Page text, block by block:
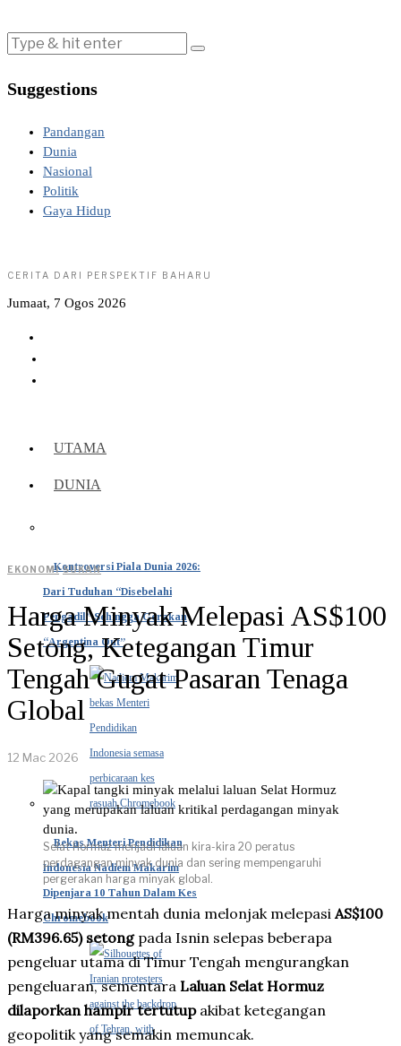
Suggestions
Pandangan
Dunia
Nasional
Politik
Gaya Hidup
CERITA DARI PERSPEKTIF BAHARU
Jumaat, 7 Ogos 2026
UTAMA
DUNIA
Kontroversi Piala Dunia 2026:
Dari Tuduhan “Disebelahi
Pengadil” Sehingga Gerakan
“Argentina Out”
Bekas Menteri Pendidikan
Indonesia Nadiem Makarim
Dipenjara 10 Tahun Dalam Kes
Chromebook
EKONOMI·SUKAN
Harga Minyak Melepasi AS$100
Setong, Ketegangan Timur
Tengah Gugat Pasaran Tenaga
Global
12 Mac 2026
Selat Hormuz menjadi laluan kira-kira 20 peratus
perdagangan minyak dunia dan sering mempengaruhi
pergerakan harga minyak global.
Harga minyak mentah dunia melonjak melepasiAS$100
(RM396.65) setongpada Isnin selepas beberapa
pengeluar utama di Timur Tengah mengurangkan
pengeluaran, sementara Laluan Selat Hormuz
dilaporkan hampir tertutupakibat ketegangan
geopolitik yang semakin memuncak.